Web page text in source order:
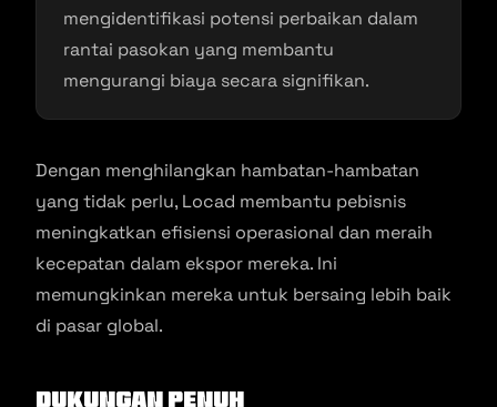
mengidentifikasi potensi perbaikan dalam
rantai pasokan yang membantu
mengurangi biaya secara signifikan.
Dengan menghilangkan hambatan-hambatan
yang tidak perlu, Locad membantu pebisnis
meningkatkan efisiensi operasional dan meraih
kecepatan dalam ekspor mereka. Ini
memungkinkan mereka untuk bersaing lebih baik
di pasar global.
Dukungan Penuh